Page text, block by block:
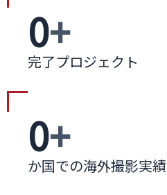
0+
完了プロジェクト
0+
か国での海外撮影実績